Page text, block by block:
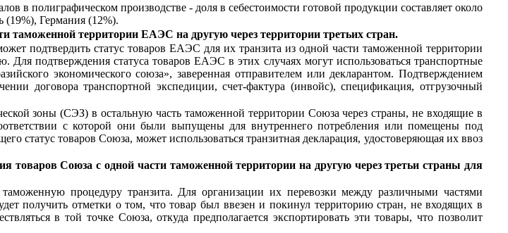
в полиграфическом производстве - доля в себестоимости готовой продукции составляет около
Германия (12%).
таможенной территории ЕАЭС на другую через территории третьих стран.
подтвердить статус товаров ЕАЭС для их транзита из одной части таможенной территории
подтверждения статуса товаров ЕАЭС в этих случаях могут использоваться транспортные
экономического союза», заверенная отправителем или декларантом. Подтверждением
договора транспортной экспедиции, счет-фактура (инвойс), спецификация, отгрузочный
зоны (СЭЗ) в остальную часть таможенной территории Союза через страны, не входящие в
с которой они были выпущены для внутреннего потребления или помещены под
статус товаров Союза, может использоваться транзитная декларация, удостоверяющая их ввоз
Союза с одной части таможенной территории на другую через третьи страны для
процедуру транзита. Для организации их перевозки между различными частями
получить отметки о том, что товар был ввезен и покинул территорию стран, не входящих в
в той точке Союза, откуда предполагается экспортировать эти товары, что позволит